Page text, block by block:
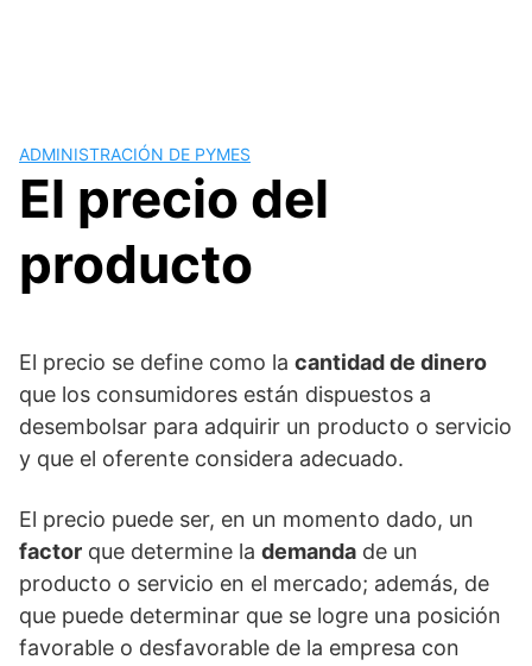
ADMINISTRACIÓN DE PYMES
El precio del
producto
El precio se define como la cantidad de dinero
que los consumidores están dispuestos a
desembolsar para adquirir un producto o servicio
y que el oferente considera adecuado.
El precio puede ser, en un momento dado, un
factor que determine la demanda de un
producto o servicio en el mercado; además, de
que puede determinar que se logre una posición
favorable o desfavorable de la empresa con